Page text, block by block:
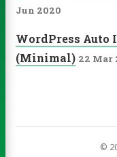
Jun 2020
WordPress Auto
(Minimal) 22 Mar
©